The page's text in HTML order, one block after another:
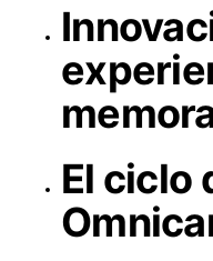
El ciclo